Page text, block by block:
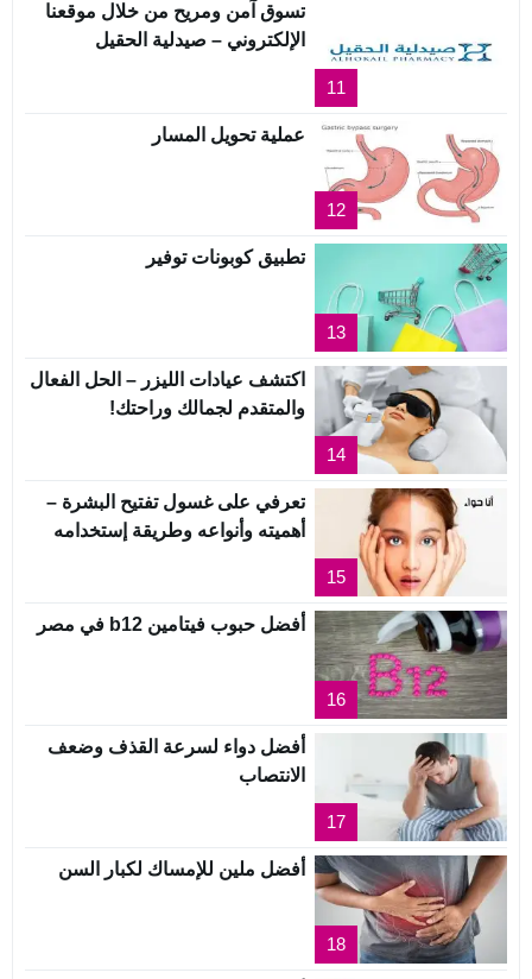
11
تسوق آمن ومريح من خلال موقعنا
الإلكتروني – صيدلية الحقيل
12
عملية تحويل المسار
13
تطبيق كوبونات توفير
14
اكتشف عيادات الليزر – الحل الفعال
والمتقدم لجمالك وراحتك!
15
تعرفي على غسول تفتيح البشرة –
أهميته وأنواعه وطريقة إستخدامه
16
أفضل حبوب فيتامين b12 في مصر
17
أفضل دواء لسرعة القذف وضعف
الانتصاب
18
أفضل ملين للإمساك لكبار السن